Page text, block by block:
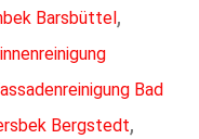
Barsbüttel,
Bad
Bergstedt,